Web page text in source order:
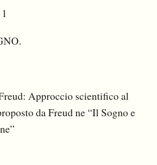
Approccio scientifico al
da Freud ne “Il Sogno e